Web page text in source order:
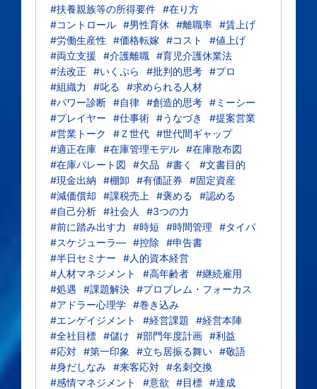
#扶養親族等の所得要件 #在り方
#コントロール #男性育休 #離職率 #賃上げ
#労働生産性
#価格転嫁 #コスト
#値上げ
#両立支援
#介護離職 #育児介護休業法
#法改正
#いくぷら #批判的思考 #プロ
#組織力
#叱る
#求められる人材
#パワー診断 #自律 #創造的思考 #ミーシー
#プレイヤー
#仕事術 #うなづき
#提案営業
#営業トーク
#Ｚ世代 #世代間ギャップ
#適正在庫 #在庫管理モデル #在庫散布図
#在庫パレート図
#欠品 #書く
#文書目的
#現金出納
#棚卸 #有価証券
#固定資産
#減価償却
#課税売上 #褒める
#認める
#自己分析 #社会人
#3つの力
#前に踏み出す力
#時短 #時間管理
#タイパ
#スケジューラ― #控除
#申告書
#半日セミナー
#人的資本経営
#人材マネジメント
#高年齢者 #継続雇用
#処遇
#課題解決 #プロブレム・フォーカス
#アドラー心理学 #巻き込み
#エンゲイジメント
#経営課題
#経営本陣
#全社目標 #儲け #部門年度計画 #利益
#応対 #第一印象 #立ち居振る舞い #敬語
#身だしなみ #来客応対 #名刺交換
#感情マネジメント
#意欲 #目標 #達成